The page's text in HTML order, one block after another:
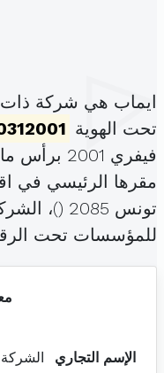
ايماب هي شركة ذات
تحت الهوية
فيفري 2001 برأس مال قدره
تونس 2085 (
)،
للمؤسسات تحت
الإسم التجاري